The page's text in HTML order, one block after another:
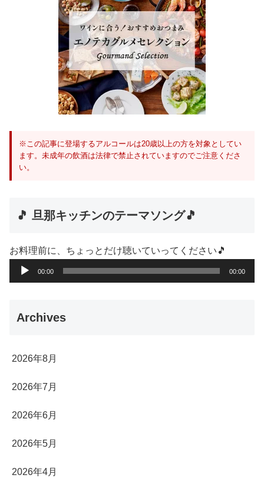
※この記事に登場するアルコールは20歳以上の方を対象としてい
ます。未成年の飲酒は法律で禁止されていますのでご注意くださ
い。
🎵 旦那キッチンのテーマソング🎵
お料理前に、ちょっとだけ聴いていってください🎵
声
レ
00:00 00:00
Archives
2026年8月
2026年7月
2026年6月
2026年5月
2026年4月